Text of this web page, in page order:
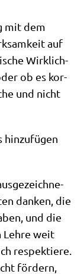
mit dem
auf
Wirk­lich­
ob es kor­
und nicht
hin­zu­fü­gen
dan­ken, die
und die
Leh­re weit
respek­tie­re.
för­dern,